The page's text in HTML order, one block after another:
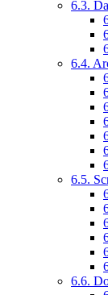
6.3.
6.4.
6.5.
6.6.